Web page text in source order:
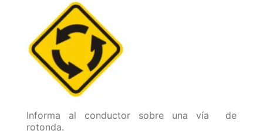
Informa al conductor sobre una vía de
rotonda.